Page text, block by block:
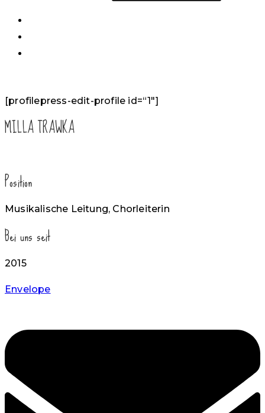
[profilepress-edit-profile id=“1″]
MILLA TRAWKA
Position
Musikalische Leitung, Chorleiterin
Bei uns seit
2015
Envelope